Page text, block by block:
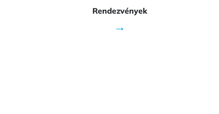
Rendezvények
→